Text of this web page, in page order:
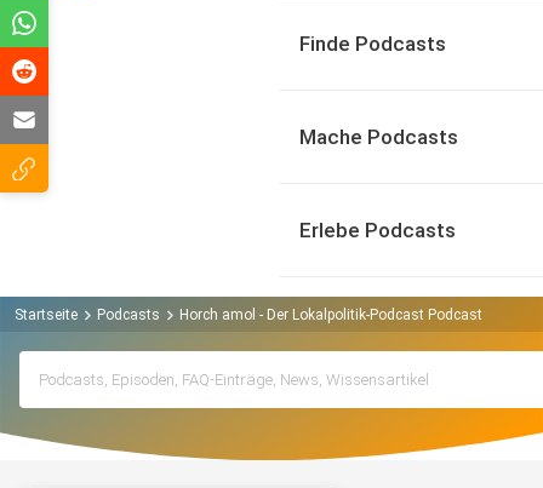
Finde Podcasts
Mache Podcasts
Erlebe Podcasts
Startseite Podcasts Horch amol - Der Lokalpolitik-Podcast Podcast